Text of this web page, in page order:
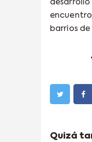
barrios
Quizá